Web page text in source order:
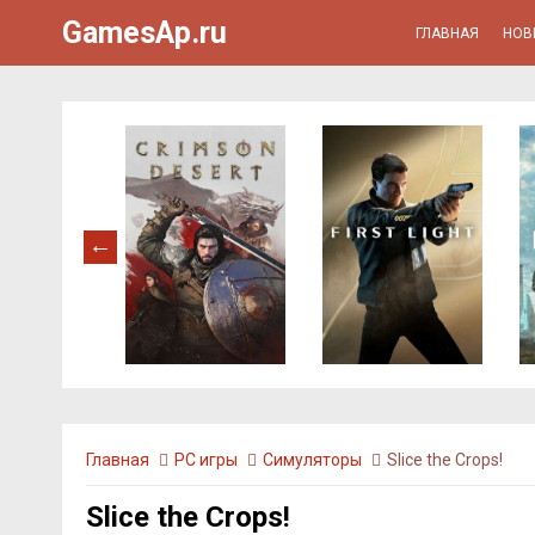
GamesAp.ru ГЛАВНАЯ
Главная PC игры Симуляторы Slice the Crops!
Slice the Crops!